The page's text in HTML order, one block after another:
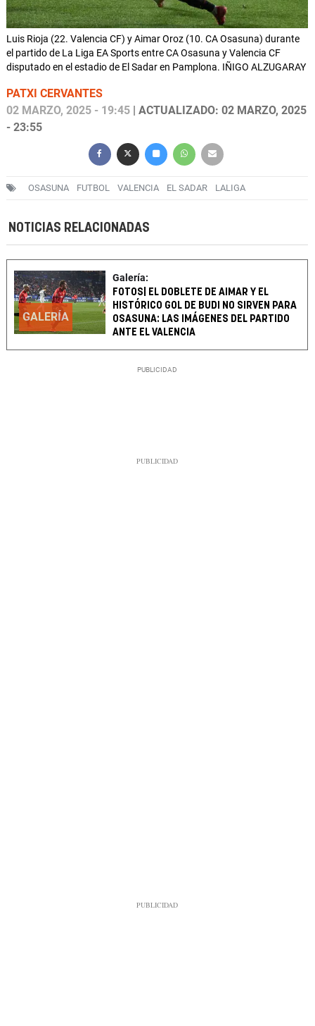
Luis Rioja (22. Valencia CF) y Aimar Oroz (10. CA Osasuna) durante
el partido de La Liga EA Sports entre CA Osasuna y Valencia CF
disputado en el estadio de El Sadar en Pamplona. IÑIGO ALZUGARAY
PATXI CERVANTES
02 MARZO, 2025 - 19:45 | ACTUALIZADO: 02 MARZO, 2025
- 23:55
OSASUNA FUTBOL VALENCIA EL SADAR LALIGA
NOTICIAS RELACIONADAS
GALERÍA
Galería:
FOTOS| EL DOBLETE DE AIMAR Y EL
HISTÓRICO GOL DE BUDI NO SIRVEN PARA
OSASUNA: LAS IMÁGENES DEL PARTIDO
ANTE EL VALENCIA